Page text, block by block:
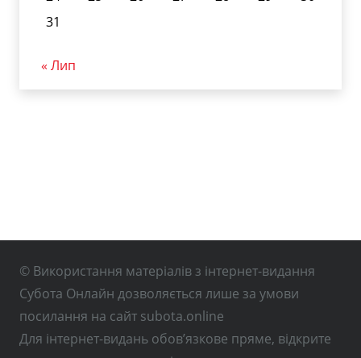
31
« Лип
© Використання матеріалів з інтернет-видання
Субота Онлайн дозволяється лише за умови
посилання на сайт subota.online
Для інтернет-видань обов’язкове пряме, відкрите